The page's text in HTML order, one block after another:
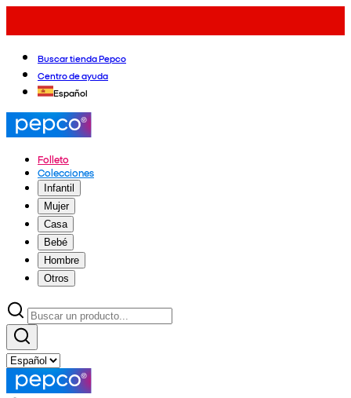
Buscar tienda Pepco
Centro de ayuda
Español
Folleto
Colecciones
Infantil
Mujer
Casa
Bebé
Hombre
Otros